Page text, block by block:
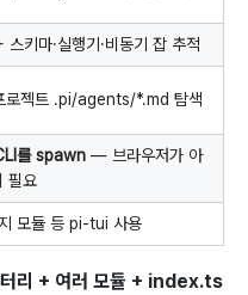
키마·실행기·비동기 잡 추적
로젝트 .pi/agents/*.md 탐색
를 spawn — 브라우저가 아
필요
모듈 등 pi-tui 사용
리 + 여러 모듈 + index.ts